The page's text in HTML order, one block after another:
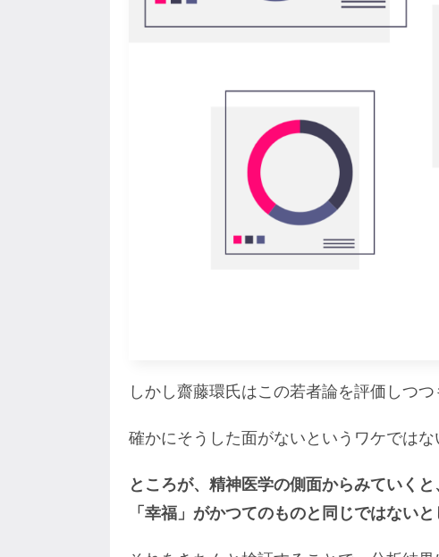
しかし齋藤環氏はこの若者論を評価しつつ
確かにそうした面がないというワケではな
ところが、精神医学の側面からみていく
「幸福」がかつてのものと同じではないと